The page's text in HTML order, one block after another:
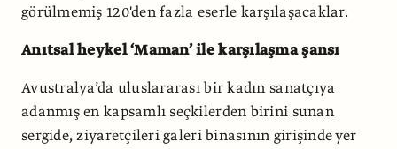
görülmemiş 120'den fazla eserle karşılaşacaklar.
Anıtsal heykel ‘Maman’ ile karşılaşma şansı
Avustralya’da uluslararası bir kadın sanatçıya
adanmış en kapsamlı seçkilerden birini sunan
sergide, ziyaretçileri galeri binasının girişinde yer